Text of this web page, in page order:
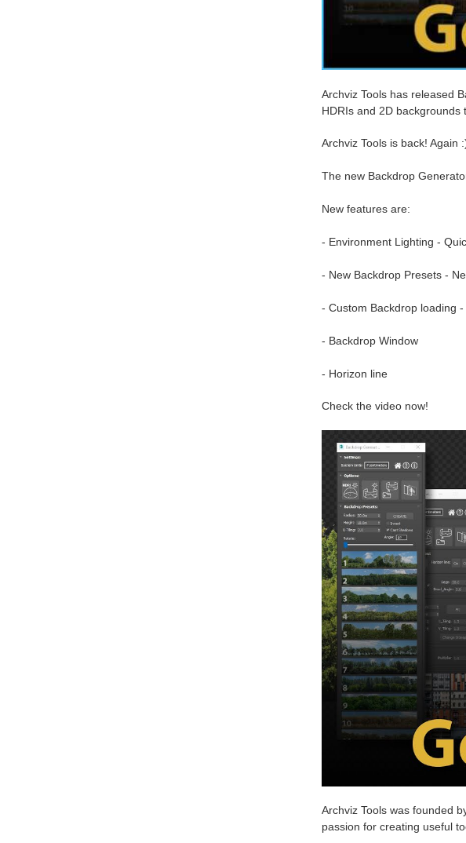
Archviz Tools has released
HDRIs and 2D backgrounds
Archviz Tools is back! Again
The new Backdrop
New features are:
- Environment Lighting -
- New Backdrop Presets -
- Custom Backdrop loading
- Backdrop Window
- Horizon line
Check the video now!
Archviz Toolswas founded
passion for creating useful